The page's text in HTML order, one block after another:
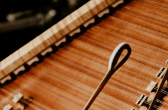
Instrumentenbörse